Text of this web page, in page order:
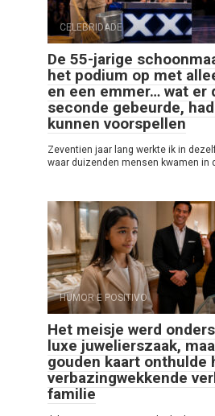
CELEBRIDADE
De 55-jarige
het podium op met
en een emmer… wat er
seconde gebeurde,
kunnen voorspellen
Zeventien jaar lang werkte ik in
waar duizenden mensen kwamen in
HUMOR E POSITIVO
Het meisje werd
luxe juwelierszaak,
gouden kaart onthulde
verbazingwekkende
familie